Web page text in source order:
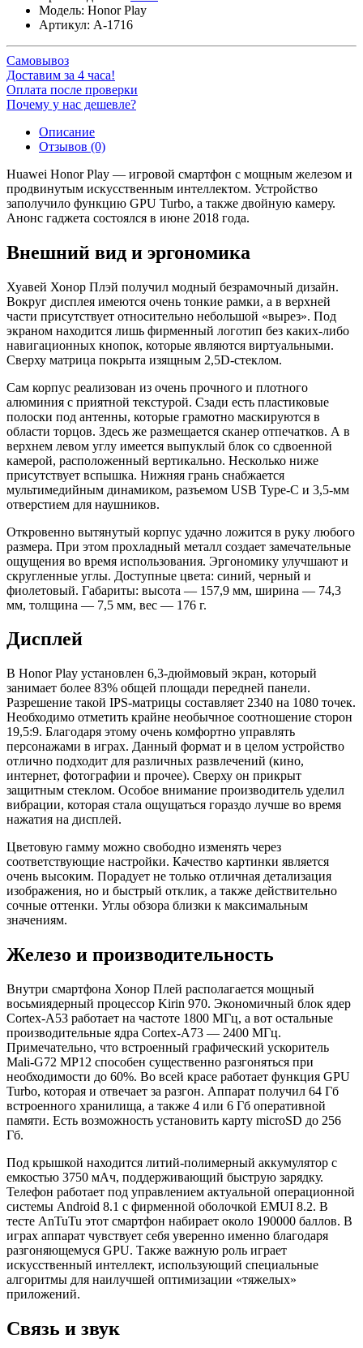
Модель: Honor Play
Артикул: A-1716
Самовывоз
Доставим за 4 часа!
Оплата после проверки
Почему у нас дешевле?
Описание
Отзывов (0)
Huawei Honor Play — игровой смартфон с мощным железом и
продвинутым искусственным интеллектом. Устройство
заполучило функцию GPU Turbo, а также двойную камеру.
Анонс гаджета состоялся в июне 2018 года.
Внешний вид и эргономика
Хуавей Хонор Плэй получил модный безрамочный дизайн.
Вокруг дисплея имеются очень тонкие рамки, а в верхней
части присутствует относительно небольшой «вырез». Под
экраном находится лишь фирменный логотип без каких-либо
навигационных кнопок, которые являются виртуальными.
Сверху матрица покрыта изящным 2,5D-стеклом.
Сам корпус реализован из очень прочного и плотного
алюминия с приятной текстурой. Сзади есть пластиковые
полоски под антенны, которые грамотно маскируются в
области торцов. Здесь же размещается сканер отпечатков. А в
верхнем левом углу имеется выпуклый блок со сдвоенной
камерой, расположенный вертикально. Несколько ниже
присутствует вспышка. Нижняя грань снабжается
мультимедийным динамиком, разъемом USB Type-C и 3,5-мм
отверстием для наушников.
Откровенно вытянутый корпус удачно ложится в руку любого
размера. При этом прохладный металл создает замечательные
ощущения во время использования. Эргономику улучшают и
скругленные углы. Доступные цвета: синий, черный и
фиолетовый. Габариты: высота — 157,9 мм, ширина — 74,3
мм, толщина — 7,5 мм, вес — 176 г.
Дисплей
В Honor Play установлен 6,3-дюймовый экран, который
занимает более 83% общей площади передней панели.
Разрешение такой IPS-матрицы составляет 2340 на 1080 точек.
Необходимо отметить крайне необычное соотношение сторон
19,5:9. Благодаря этому очень комфортно управлять
персонажами в играх. Данный формат и в целом устройство
отлично подходит для различных развлечений (кино,
интернет, фотографии и прочее). Сверху он прикрыт
защитным стеклом. Особое внимание производитель уделил
вибрации, которая стала ощущаться гораздо лучше во время
нажатия на дисплей.
Цветовую гамму можно свободно изменять через
соответствующие настройки. Качество картинки является
очень высоким. Порадует не только отличная детализация
изображения, но и быстрый отклик, а также действительно
сочные оттенки. Углы обзора близки к максимальным
значениям.
Железо и производительность
Внутри смартфона Хонор Плей располагается мощный
восьмиядерный процессор Kirin 970. Экономичный блок ядер
Cortex-A53 работает на частоте 1800 МГц, а вот остальные
производительные ядра Cortex-A73 — 2400 МГц.
Примечательно, что встроенный графический ускоритель
Mali-G72 MP12 способен существенно разгоняться при
необходимости до 60%. Во всей красе работает функция GPU
Turbo, которая и отвечает за разгон. Аппарат получил 64 Гб
встроенного хранилища, а также 4 или 6 Гб оперативной
памяти. Есть возможность установить карту microSD до 256
Гб.
Под крышкой находится литий-полимерный аккумулятор с
емкостью 3750 мАч, поддерживающий быструю зарядку.
Телефон работает под управлением актуальной операционной
системы Android 8.1 с фирменной оболочкой EMUI 8.2. В
тесте AnTuTu этот смартфон набирает около 190000 баллов. В
играх аппарат чувствует себя уверенно именно благодаря
разгоняющемуся GPU. Также важную роль играет
искусственный интеллект, использующий специальные
алгоритмы для наилучшей оптимизации «тяжелых»
приложений.
Связь и звук